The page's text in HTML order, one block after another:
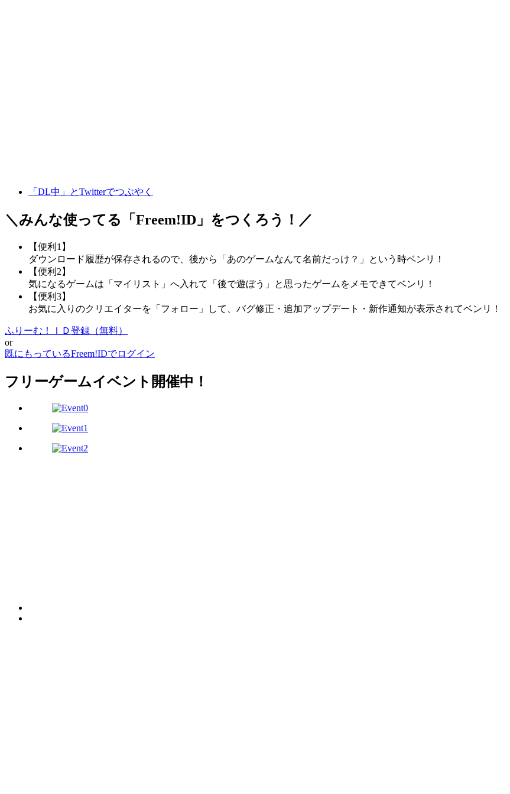
「DL中」とTwitterでつぶやく
＼みんな使ってる「 Freem!ID 」をつくろう！／
【便利1】
ダウンロード履歴が保存されるので、後から「あのゲームなんて名前だっけ？」という時ベンリ！
【便利2】
気になるゲームは「マイリスト」へ入れて「後で遊ぼう」と思ったゲームをメモできてベンリ！
【便利3】
お気に入りのクリエイターを「フォロー」して、バグ修正・追加アップデート・新作通知が表示されてベンリ！
ふりーむ！ＩＤ登録（無料）
or
既にもっているFreem!IDでログイン
フリーゲームイベント開催中！